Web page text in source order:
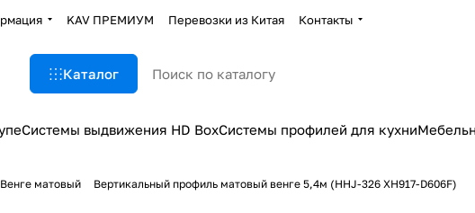
KAV ПРЕМИУМ Перевозки из Китая Контакты
Каталог
Системы выдвижения HD BoxСистемы профилей для кухни
Венге матовый Вертикальный профиль матовый венге 5,4м (HHJ-326 XH917-D606F)